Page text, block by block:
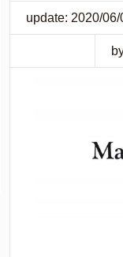
update: 2020/06/